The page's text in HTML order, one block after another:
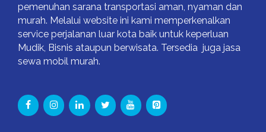
pemenuhan sarana transportasi aman, nyaman dan
murah. Melalui website ini kami memperkenalkan
service perjalanan luar kota baik untuk keperluan
Mudik, Bisnis ataupun berwisata. Tersedia juga jasa
sewa mobil murah.